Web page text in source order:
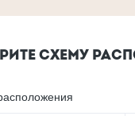
СХЕМУ